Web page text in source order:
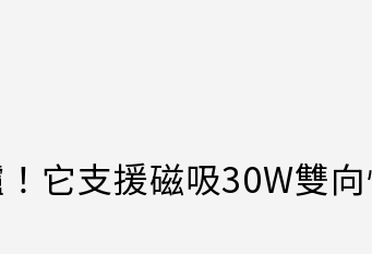
它支援磁吸30W雙